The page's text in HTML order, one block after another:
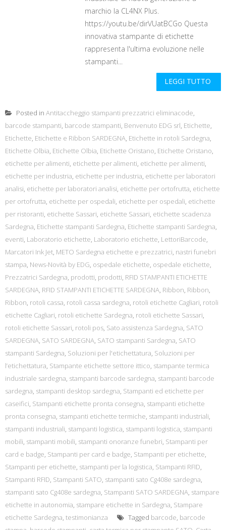
marchio la CL4NX Plus.
https://youtu.be/dirVUatBCGo Questa
innovativa stampante di etichette
rappresenta l'ultima evoluzione nelle
stampanti...
LEGGI TUTTO
Posted in Antitaccheggio stampanti prezzatrici eliminacode,
barcode stampanti, barcode stampanti, Benvenuto EDG srl, Etichette,
Etichette, Etichette e Ribbon SARDEGNA, Etichette in rotoli Sardegna,
Etichette Olbia, Etichette Olbia, Etichette Oristano, Etichette Oristano,
etichette per alimenti, etichette per alimenti, etichette per alimenti,
etichette per industria, etichette per industria, etichette per laboratori
analisi, etichette per laboratori analisi, etichette per ortofrutta, etichette
per ortofrutta, etichette per ospedali, etichette per ospedali, etichette
per ristoranti, etichette Sassari, etichette Sassari, etichette scadenza
Sardegna, Etichette stampanti Sardegna, Etichette stampanti Sardegna,
eventi, Laboratorio etichette, Laboratorio etichette, LettoriBarcode,
Marcatori Ink Jet, METO Sardegna etichette e prezzatrici, nastri funebri
stampa, News-Novità by EDG, ospedale etichette, ospedale etichette,
Prezzatrici Sardegna, prodotti, prodotti, RFID STAMPANTI ETICHETTE
SARDEGNA, RFID STAMPANTI ETICHETTE SARDEGNA, Ribbon, Ribbon,
Ribbon, rotoli cassa, rotoli cassa sardegna, rotoli etichette Cagliari, rotoli
etichette Cagliari, rotoli etichette Sardegna, rotoli etichette Sassari,
rotoli etichette Sassari, rotoli pos, Sato assistenza Sardegna, SATO
SARDEGNA, SATO SARDEGNA, SATO stampanti Sardegna, SATO
stampanti Sardegna, Soluzioni per l'etichettatura, Soluzioni per
l’etichettatura, Stampante etichette settore ittico, stampante termica
industriale sardegna, stampanti barcode sardegna, stampanti barcode
sardegna, stampanti desktop sardegna, Stampanti ed etichette per
caseifici, Stampanti etichette pronta consegna, stampanti etichette
pronta consegna, stampanti etichette termiche, stampanti industriali,
stampanti industriali, stampanti logistica, stampanti logistica, stampanti
mobili, stampanti mobili, stampanti onoranze funebri, Stampanti per
card e badge, Stampanti per card e badge, Stampanti per etichette,
Stampanti per etichette, stampanti per la logistica, Stampanti RFID,
Stampanti RFID, Stampanti SATO, stampanti sato Cg408e sardegna,
stampanti sato Cg408e sardegna, Stampanti SATO SARDEGNA, stampare
etichette in autonomia, stampare etichette in Sardegna, Stampare
etichette Sardegna, testimonianza Tagged barcode, barcode